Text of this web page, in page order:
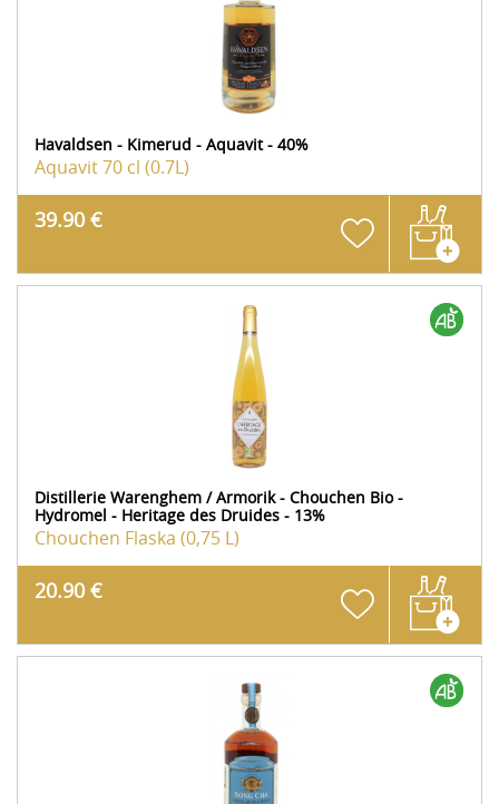
Havaldsen - Kimerud - Aquavit - 40%
Aquavit70 cl (0.7L)
39.90 €
Distillerie Warenghem / Armorik - Chouchen Bio -
Hydromel - Heritage des Druides - 13%
Chouchen Flaska (0,75 L)
20.90 €